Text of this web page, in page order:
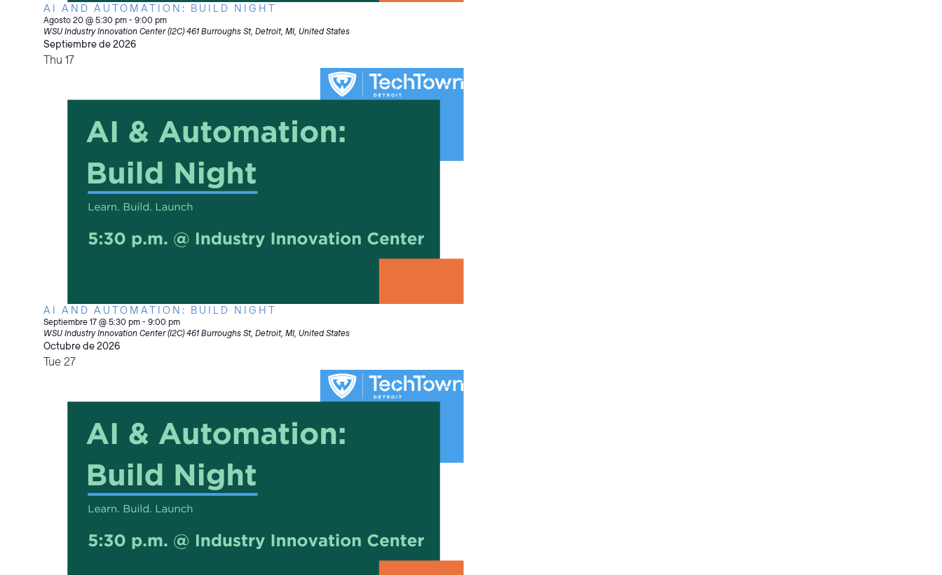
AI AND AUTOMATION: BUILD NIGHT
Agosto 20 @ 5:30 pm- 9:00 pm
WSU Industry Innovation Center (I2C)461 Burroughs St, Detroit, MI, United States
Septiembre de 2026
Thu 17
AI AND AUTOMATION: BUILD NIGHT
Septiembre 17 @ 5:30 pm- 9:00 pm
WSU Industry Innovation Center (I2C)461 Burroughs St, Detroit, MI, United States
Octubre de 2026
Tue27